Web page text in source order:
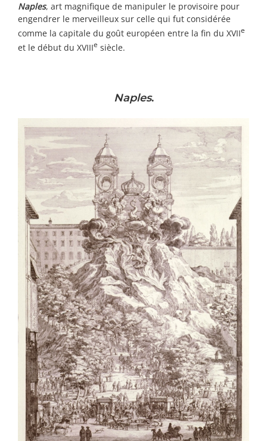
Naples, art magnifique de manipuler le provisoire pour
engendrer le merveilleux sur celle qui fut considérée
comme la capitale du goût européen entre la fin du XVIIe
et le début du XVIIIe siècle.
Naples.